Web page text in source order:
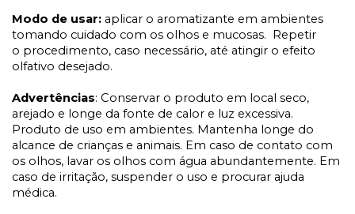
Modo de usar: aplicar o aromatizante em ambientes
tomando cuidado com os olhos e mucosas. Repetir
o procedimento, caso necessário, até atingir o efeito
olfativo desejado.
Advertências: Conservar o produto em local seco,
arejado e longe da fonte de calor e luz excessiva.
Produto de uso em ambientes. Mantenha longe do
alcance de crianças e animais. Em caso de contato com
os olhos, lavar os olhos com água abundantemente. Em
caso de irritação, suspender o uso e procurar ajuda
médica.